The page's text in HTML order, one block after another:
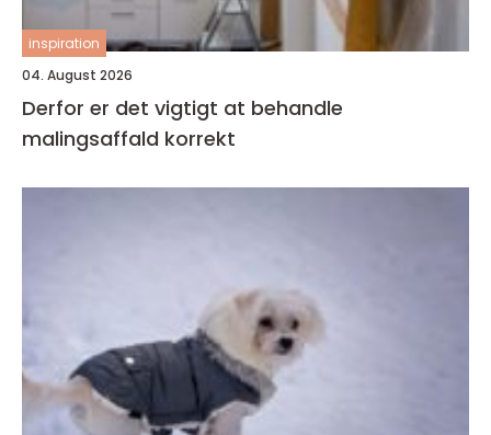
inspiration
04. August 2026
Derfor er det vigtigt at behandle
malingsaffald korrekt